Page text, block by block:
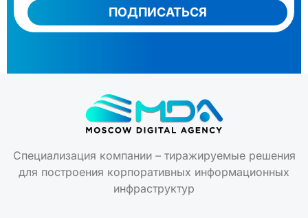
ПОДПИСАТЬСЯ
Специализация компании – тиражируемые решения
для построения корпоративных информационных
инфраструктур